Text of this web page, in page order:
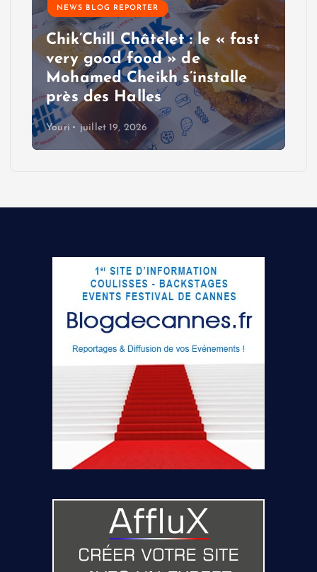
NEWS BLOG REPORTER
Chik’Chill Châtelet : le « fast
very good food » de
Mohamed Cheikh s’installe
près des Halles
Youri juillet 19, 2026